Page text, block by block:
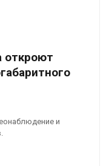
откроют
и